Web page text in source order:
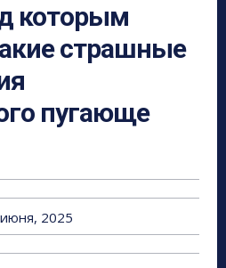
которым
страшные
пугающе
2025